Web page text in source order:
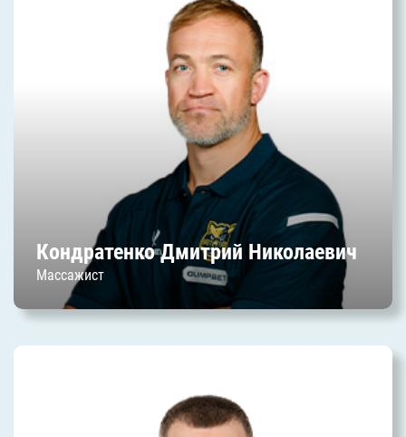
Кондратенко Дмитрий Николаевич
Массажист
Кондратенко Дмитрий
Николаевич
Дата начала работы в клубе: июль 2025 г.
Поздняков Илларион